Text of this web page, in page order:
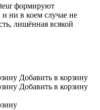
формируют
ни в коем случае не
лишённая всякой
Добавить в корзину
Добавить в корзину